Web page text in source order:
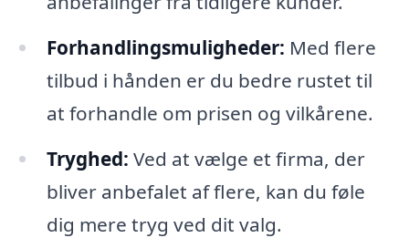
Forhandlingsmuligheder: Med flere
tilbud i hånden er du bedre rustet til
at forhandle om prisen og vilkårene.
Tryghed: Ved at vælge et firma, der
bliver anbefalet af flere, kan du føle
dig mere tryg ved dit valg.